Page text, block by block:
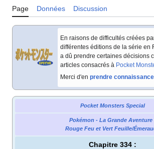
Page Données Discussion
En raisons de difficultés créées
différentes éditions de la série en
a dû prendre certaines décisions
articles consacrés à Pocket
Merci d'en prendre connaissance
Pocket Monsters Special
Pokémon - La Grande Aventure
Rouge Feu et Vert Feuille/
Chapitre 334 :